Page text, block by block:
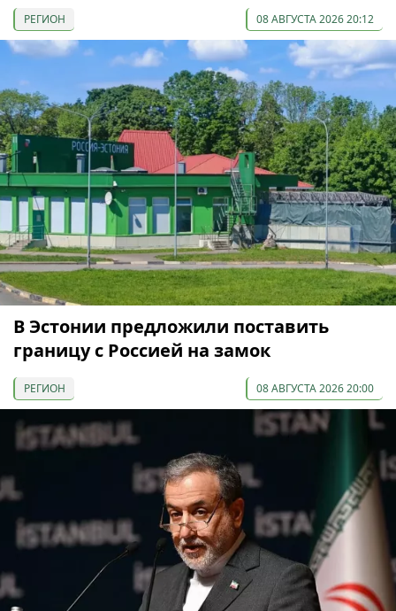
РЕГИОН 08 АВГУСТА 2026 20:12
В Эстонии предложили поставить
границу с Россией на замок
РЕГИОН 08 АВГУСТА 2026 20:00